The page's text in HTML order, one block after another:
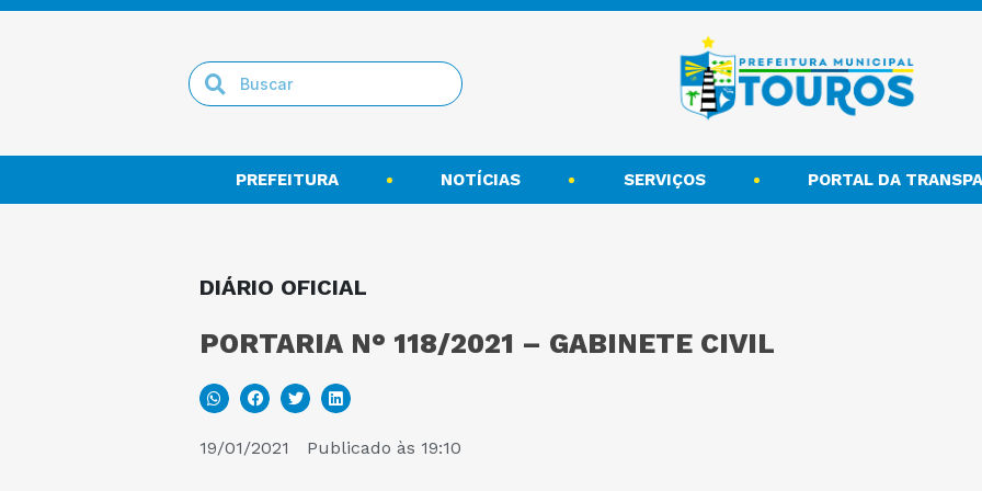
PREFEITURA NOTÍCIAS SERVIÇOS PORTAL DA
DIÁRIO OFICIAL
PORTARIA N° 118/2021 – GABINETE CIVIL
19/01/2021 Publicado às 19:10